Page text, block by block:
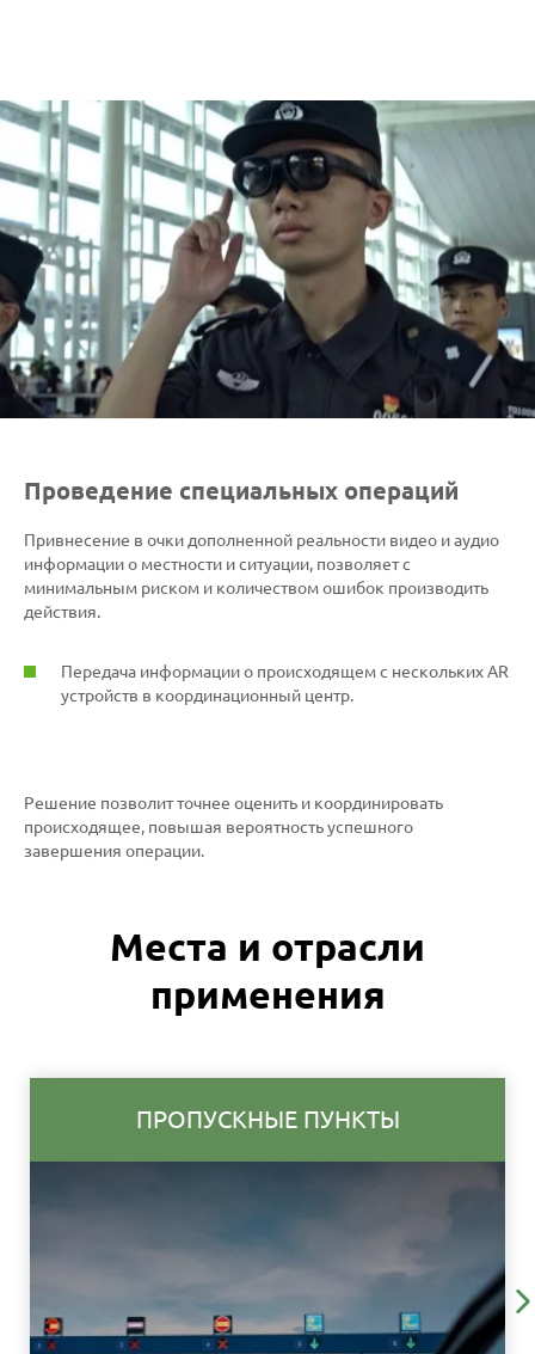
Проведение специальных операций
Привнесение в очки дополненной реальности видео и аудио
информации о местности и ситуации, позволяет с
минимальным риском и количеством ошибок производить
действия.
Передача информации о происходящем с нескольких AR
устройств в координационный центр.
Решение позволит точнее оценить и координировать
происходящее, повышая вероятность успешного
завершения операции.
Места и отрасли
применения
ПРОПУСКНЫЕ ПУНКТЫ